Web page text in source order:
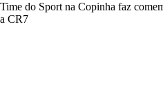
Time do Sport na Copinha faz
a CR7